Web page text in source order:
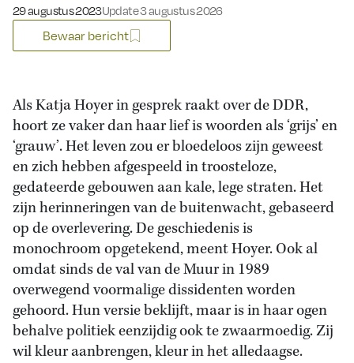
Gepubliceerd op:
29 augustus 2023Update 3 augustus 2026
Bewaar bericht
Als Katja Hoyer in gesprek raakt over de DDR,
hoort ze vaker dan haar lief is woorden als ‘grijs’ en
‘grauw’. Het leven zou er bloedeloos zijn geweest
en zich hebben afgespeeld in troosteloze,
gedateerde gebouwen aan kale, lege straten. Het
zijn herinneringen van de buitenwacht, gebaseerd
op de overlevering. De geschiedenis is
monochroom opgetekend, meent Hoyer. Ook al
omdat sinds de val van de Muur in 1989
overwegend voormalige dissidenten worden
gehoord. Hun versie beklijft, maar is in haar ogen
behalve politiek eenzijdig ook te zwaarmoedig. Zij
wil kleur aanbrengen, kleur in het alledaagse.